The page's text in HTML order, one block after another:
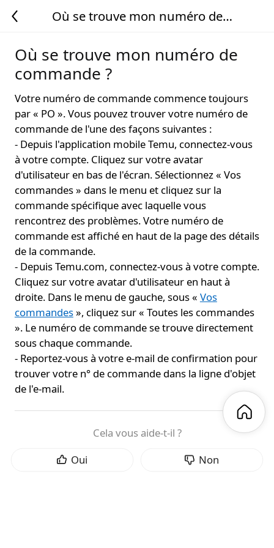
Où se trouve mon numéro de
Où se trouve mon numéro de
commande ?
Votre numéro de commande commence toujours
par « PO ». Vous pouvez trouver votre numéro de
commande de l'une des façons suivantes :
- Depuis l'application mobile Temu, connectez-vous
à votre compte. Cliquez sur votre avatar
d'utilisateur en bas de l'écran. Sélectionnez « Vos
commandes » dans le menu et cliquez sur la
commande spécifique avec laquelle vous
rencontrez des problèmes. Votre numéro de
commande est affiché en haut de la page des détails
de la commande.
- Depuis Temu.com, connectez-vous à votre compte.
Cliquez sur votre avatar d'utilisateur en haut à
droite. Dans le menu de gauche, sous « Vos
commandes», cliquez sur « Toutes les commandes
». Le numéro de commande se trouve directement
sous chaque commande.
- Reportez-vous à votre e-mail de confirmation pour
trouver votre n° de commande dans la ligne d'objet
de l'e-mail.
Cela vous aide-t-il ?
Oui
Non